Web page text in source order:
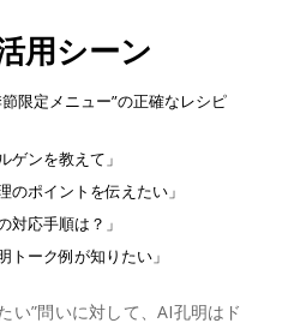
用シーン
限定メニュー”の正確なレシピ
ゲンを教えて」
のポイントを伝えたい」
対応手順は？」
トーク例が知りたい」
い”問いに対して、AI孔明はド